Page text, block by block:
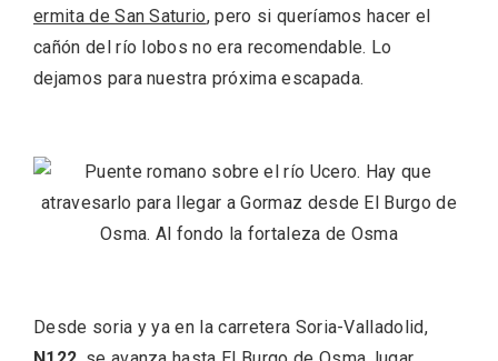
ermita de San Saturio, pero si queríamos hacer el
cañón del río lobos no era recomendable. Lo
dejamos para nuestra próxima escapada.
Desde soria y ya en la carretera Soria-Valladolid,
VII Feria del Vino de Sotillo 2026 ‘Sotillo,
el Vino y Yo’